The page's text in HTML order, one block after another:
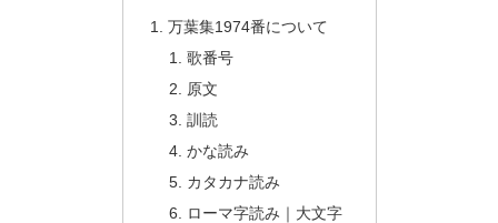
万葉集1974番について
歌番号
原文
訓読
かな読み
カタカナ読み
ローマ字読み｜大文字